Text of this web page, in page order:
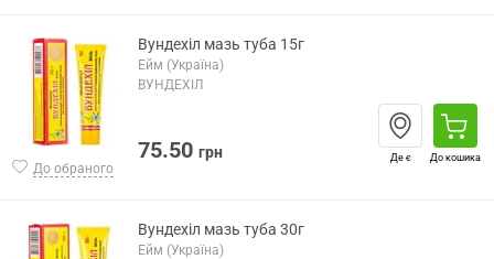
До обраного
Вундехіл мазь туба 15г
Ейм (Україна)
ВУНДЕХІЛ
75.50 грн Де є До кошика
Вундехіл мазь туба 30г
Ейм (Україна)